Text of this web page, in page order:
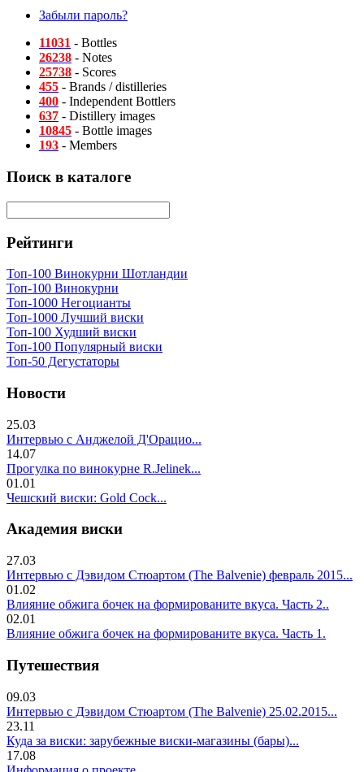
Забыли пароль?
11031 - Bottles
26238 - Notes
25738 - Scores
455 - Brands / distilleries
400 - Independent Bottlers
637 - Distillery images
10845 - Bottle images
193 - Members
Поиск в каталоге
Рейтинги
Топ-100 Винокурни Шотландии
Топ-100 Винокурни
Топ-1000 Негоцианты
Топ-1000 Лучший виски
Топ-100 Худший виски
Топ-100 Популярный виски
Топ-50 Дегустаторы
Новости
25.03
Интервью с Анджелой Д'Орацио...
14.07
Прогулка по винокурне R.Jelinek...
01.01
Чешский виски: Gold Cock...
Академия виски
27.03
Интервью с Дэвидом Стюартом (The Balvenie) февраль 2015...
01.02
Влияние обжига бочек на формированите вкуса. Часть 2..
02.01
Влияние обжига бочек на формированите вкуса. Часть 1.
Путешествия
09.03
Интервью с Дэвидом Стюартом (The Balvenie) 25.02.2015...
23.11
Куда за виски: зарубежные виски-магазины (бары)...
17.08